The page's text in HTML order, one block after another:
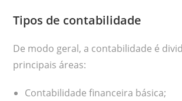
Tipos de contabilidade
De modo geral, a contabilidade é
principais áreas:
Contabilidade financeira básica;